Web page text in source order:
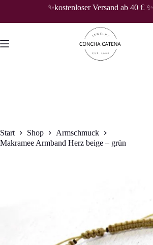
springen
✨kostenloser Versand ab 40 € ✨
Start Shop
Armschmuck
Makramee Armband Herz beige – grün